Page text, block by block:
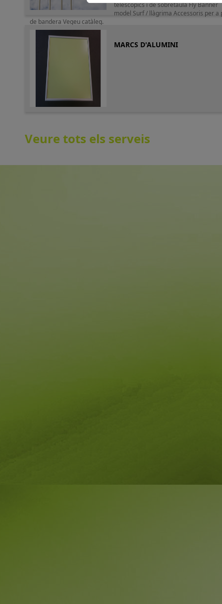
telescòpics i de sobretaula Fly Banner
model Surf / llàgrima Accessoris per a
de bandera Vegeu catàleg.
MARCS D'ALUMINI
Veure tots els serveis